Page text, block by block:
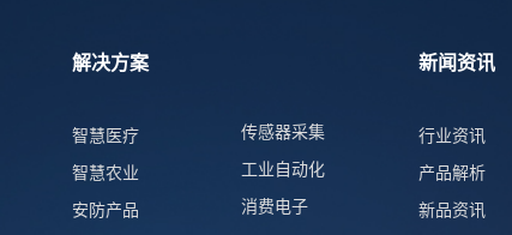
解决方案
智慧医疗
智慧农业
安防产品
传感器采集
工业自动化
消费电子
新闻资讯
行业资讯
产品解析
新品资讯